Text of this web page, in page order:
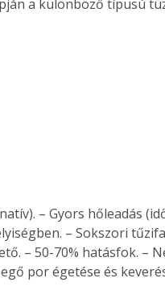
a különböző típusú
– Gyors hőleadás
– Sokszori
– 50-70% hatásfok. –
por égetése és